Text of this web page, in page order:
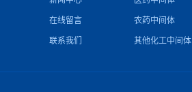
在线留言
联系我们
农药中间体
其他化工中间体